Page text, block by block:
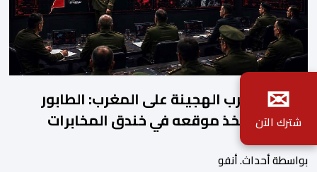
في أوج الحرب الهجينة على المغرب: الطابور
الخامس يتخذ موقعه في خندق المخابرات
الجزائرية
بواسطة أحداث. أنفو
✉
شترك الآن